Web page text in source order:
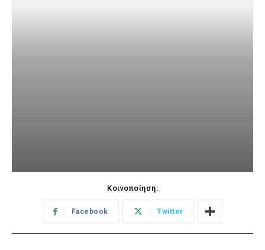
Κοινοποίηση:
Facebook Twitter